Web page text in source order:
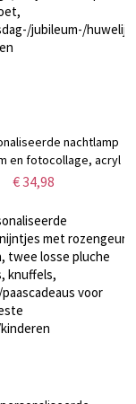
nachtlamp
en fotocollage, acryl
met houten voet,
voor stellen
€ 34,98